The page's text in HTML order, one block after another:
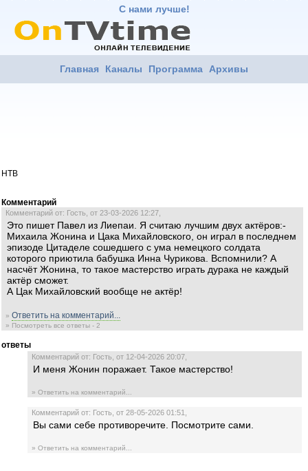
С нами лучше!
Главная Каналы Программа Архивы
НТВ
Комментарий
Комментарий от: Гость, от 23-03-2026 12:27,
Это пишет Павел из Лиепаи. Я считаю лучшим двух актёров:-
Михаила Жонина и Цака Михайловского, он играл в последнем
эпизоде Цитаделе сошедшего с ума немецкого солдата
которого приютила бабушка Инна Чурикова. Вспомнили? А
насчёт Жонина, то такое мастерство играть дурака не каждый
актёр сможет.
А Цак Михайловский вообще не актёр!
» Ответить на комментарий...
» Посмотреть все ответы - 2
ответы
Комментарий от: Гость, от 12-04-2026 20:07,
И меня Жонин поражает. Такое мастерство!
» Ответить на комментарий...
Комментарий от: Гость, от 28-05-2026 01:51,
Вы сами себе противоречите. Посмотрите сами.
» Ответить на комментарий...